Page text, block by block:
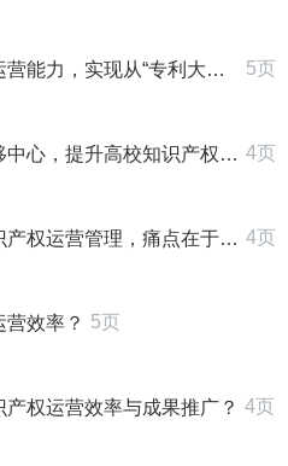
“专利大户”到“产业强国”的转化？ 5页
提升高校知识产权运营能力？ 4页
在于缺乏专业化平台支持，运营效率低下？ 4页
效率？ 5页
权运营效率与成果推广？ 4页